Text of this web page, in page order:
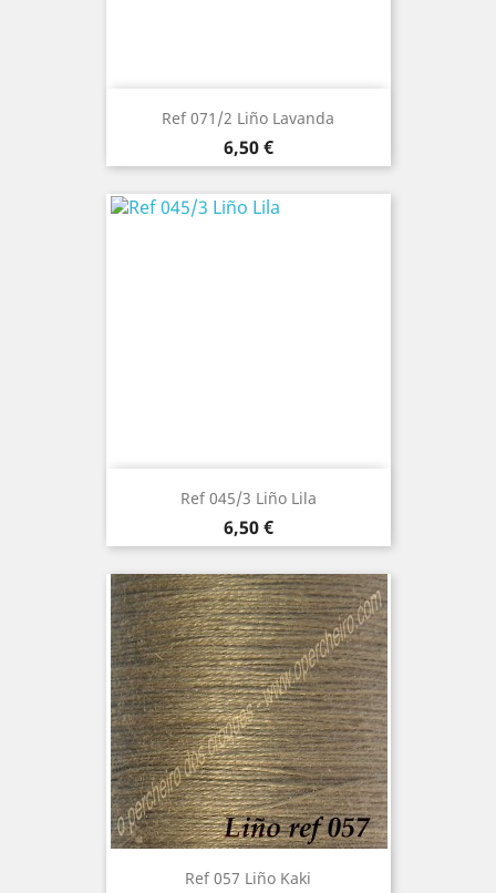
Ref 071/2 Liño Lavanda
Precio
6,50 €
Ref 045/3 Liño Lila
Precio
6,50 €
Ref 057 Liño Kaki